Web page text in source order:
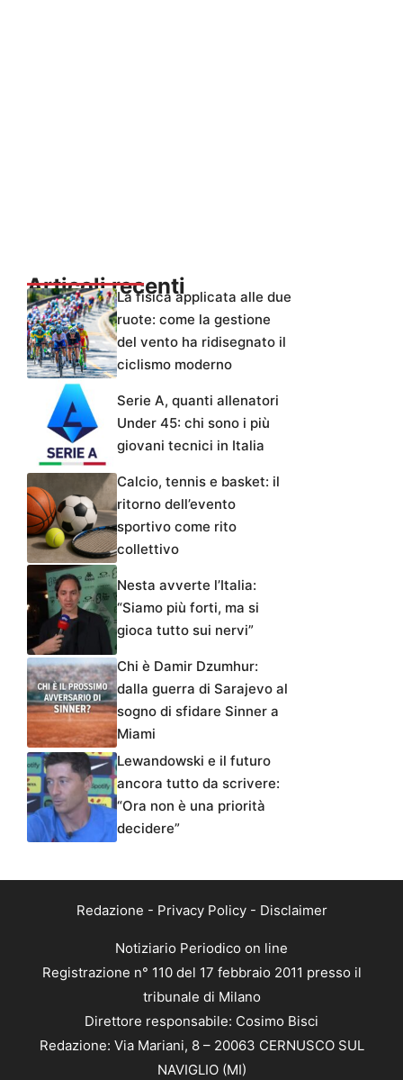
Articoli recentiLa fisica applicata alle due
ruote: come la gestione
del vento ha ridisegnato il
ciclismo moderno
Serie A, quanti allenatori
Under 45: chi sono i più
giovani tecnici in Italia
Calcio, tennis e basket: il
ritorno dell’evento
sportivo come rito
collettivo
Nesta avverte l’Italia:
“Siamo più forti, ma si
gioca tutto sui nervi”
Chi è Damir Dzumhur:
dalla guerra di Sarajevo al
sogno di sfidare Sinner a
Miami
Lewandowski e il futuro
ancora tutto da scrivere:
“Ora non è una priorità
decidere”
Redazione - Privacy Policy- Disclaimer
Notiziario Periodico on line
Registrazione n° 110 del 17 febbraio 2011 presso il
tribunale di Milano
Direttore responsabile: Cosimo Bisci
Redazione: Via Mariani, 8 – 20063 CERNUSCO SUL
NAVIGLIO (MI)